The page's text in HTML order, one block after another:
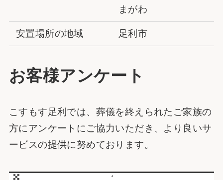
まがわ
安置場所の地域 足利市
お客様アンケート
こすもす足利では、葬儀を終えられたご家族の
方にアンケートにご協力いただき、より良いサ
ービスの提供に努めております。